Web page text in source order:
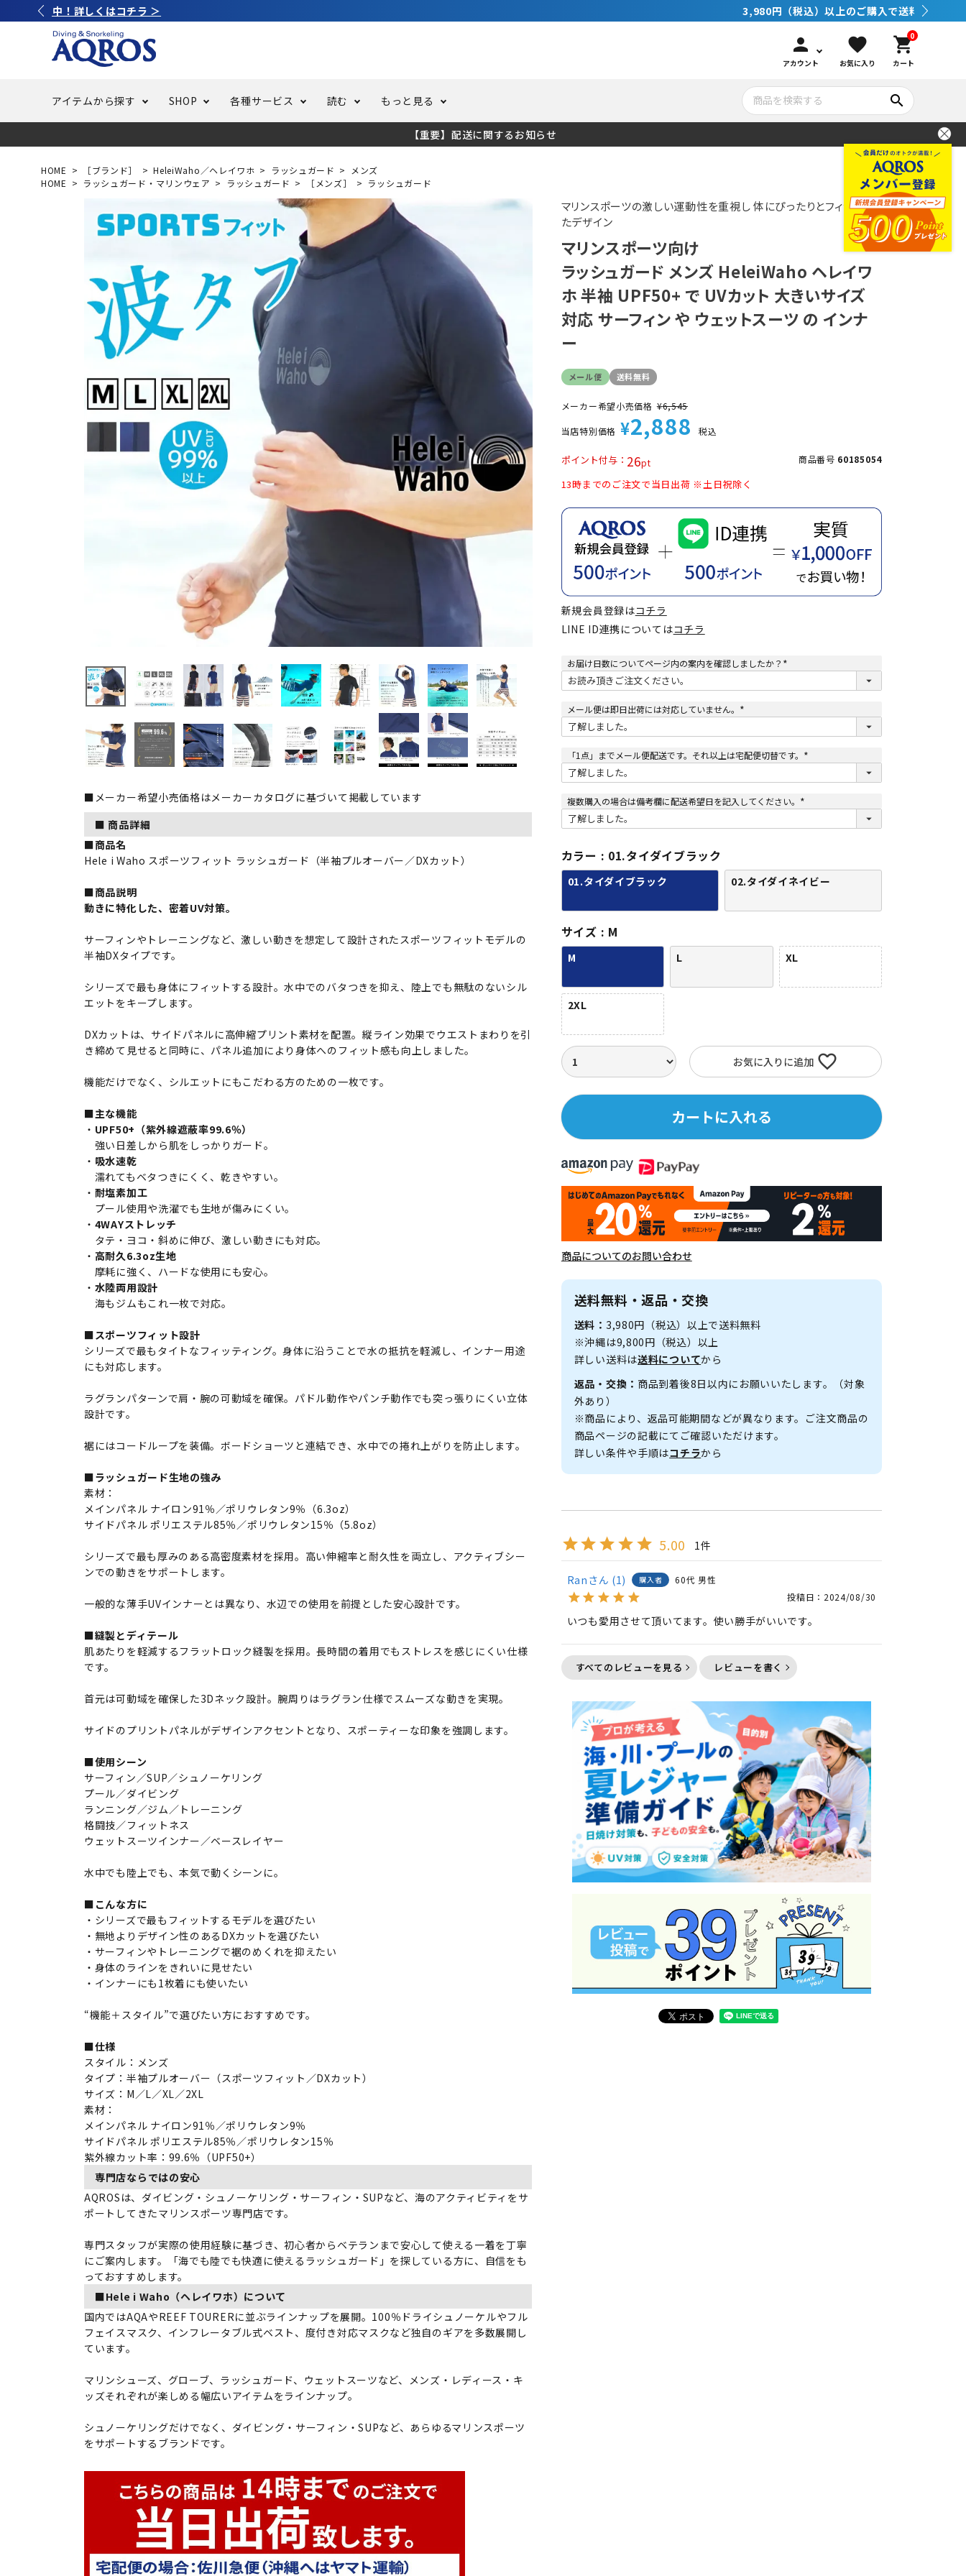
person
アカウント
favorite
お気に入り
0
shopping_cart
カート
アイテムから探す
スキューバダイビング 水中ライト・ビデオライト 水中カメラ機材
ウエイト・ウエイトベルト アクセサリー メンテナンサービス・交換用パーツ
スピア・銛（モリ） スイミング アウトドア
SALE
SHOP 各種サービス 読む
ちょい足しカスタム 今コレ愛用してます！ ブランド紹介
もっと見る
メルマガ登録 海の遊びをもっと知る コンセプト
search
【重要】配送に関するお知らせ
HOME ［ブランド］ HeleiWaho／ヘレイワホ ラッシュガード
メンズ
HOME
ラッシュガード・マリンウェア ラッシュガード ［メンズ］ ラッシュガード
■メーカー希望小売価格はメーカーカタログに基づいて掲載しています
■ 商品詳細
■商品名
Hele i Waho スポーツフィット ラッシュガード（半袖プルオーバー／DXカット）
■商品説明
動きに特化した、密着UV対策。
サーフィンやトレーニングなど、激しい動きを想定して設計されたスポーツフィットモデルの
半袖DXタイプです。
シリーズで最も身体にフィットする設計。水中でのバタつきを抑え、陸上でも無駄のないシル
エットをキープします。
DXカットは、サイドパネルに高伸縮プリント素材を配置。縦ライン効果でウエストまわりを引
き締めて見せると同時に、パネル追加により身体へのフィット感も向上しました。
機能だけでなく、シルエットにもこだわる方のための一枚です。
■主な機能
・ UPF50+（紫外線遮蔽率99.6％）
強い日差しから肌をしっかりガード。
・ 吸水速乾
濡れてもベタつきにくく、乾きやすい。
・ 耐塩素加工
プール使用や洗濯でも生地が傷みにくい。
・ 4WAYストレッチ
タテ・ヨコ・斜めに伸び、激しい動きにも対応。
・ 高耐久6.3oz生地
摩耗に強く、ハードな使用にも安心。
・ 水陸両用設計
海もジムもこれ一枚で対応。
■スポーツフィット設計
シリーズで最もタイトなフィッティング。身体に沿うことで水の抵抗を軽減し、インナー用途
にも対応します。
ラグランパターンで肩・腕の可動域を確保。パドル動作やパンチ動作でも突っ張りにくい立体
設計です。
裾にはコードループを装備。ボードショーツと連結でき、水中での捲れ上がりを防止します。
■ラッシュガード生地の強み
素材：
メインパネル ナイロン91％／ポリウレタン9％（6.3oz）
サイドパネル ポリエステル85％／ポリウレタン15％（5.8oz）
シリーズで最も厚みのある高密度素材を採用。高い伸縮率と耐久性を両立し、アクティブシー
ンでの動きをサポートします。
一般的な薄手UVインナーとは異なり、水辺での使用を前提とした安心設計です。
■縫製とディテール
肌あたりを軽減するフラットロック縫製を採用。長時間の着用でもストレスを感じにくい仕様
です。
首元は可動域を確保した3Dネック設計。腕周りはラグラン仕様でスムーズな動きを実現。
サイドのプリントパネルがデザインアクセントとなり、スポーティーな印象を強調します。
■使用シーン
サーフィン／SUP／シュノーケリング
プール／ダイビング
ランニング／ジム／トレーニング
格闘技／フィットネス
ウェットスーツインナー／ベースレイヤー
水中でも陸上でも、本気で動くシーンに。
■こんな方に
・シリーズで最もフィットするモデルを選びたい
・無地よりデザイン性のあるDXカットを選びたい
・サーフィンやトレーニングで裾のめくれを抑えたい
・身体のラインをきれいに見せたい
・インナーにも1枚着にも使いたい
“機能＋スタイル”で選びたい方におすすめです。
■仕様
スタイル：メンズ
タイプ：半袖プルオーバー（スポーツフィット／DXカット）
サイズ：M／L／XL／2XL
素材：
メインパネル ナイロン91％／ポリウレタン9％
サイドパネル ポリエステル85％／ポリウレタン15％
紫外線カット率：99.6％（UPF50+）
専門店ならではの安心
AQROSは、ダイビング・シュノーケリング・サーフィン・SUPなど、海のアクティビティをサ
ポートしてきたマリンスポーツ専門店です。
専門スタッフが実際の使用経験に基づき、初心者からベテランまで安心して使える一着を丁寧
にご案内します。「海でも陸でも快適に使えるラッシュガード」を探している方に、自信をも
っておすすめします。
■Hele i Waho（ヘレイワホ）について
国内ではAQAやREEF TOURERに並ぶラインナップを展開。100％ドライシュノーケルやフル
フェイスマスク、インフレータブル式ベスト、度付き対応マスクなど独自のギアを多数展開し
ています。
マリンシューズ、グローブ、ラッシュガード、ウェットスーツなど、メンズ・レディース・キ
ッズそれぞれが楽しめる幅広いアイテムをラインナップ。
シュノーケリングだけでなく、ダイビング・サーフィン・SUPなど、あらゆるマリンスポーツ
をサポートするブランドです。
マリンスポーツの激しい運動性を重視し 体にぴったりとフィットし
たデザイン
マリンスポーツ向け
ラッシュガード メンズ HeleiWaho ヘレイワ
ホ 半袖 UPF50+ で UVカット 大きいサイズ
対応 サーフィン や ウェットスーツ の インナ
ー
メール便 送料無料
メーカー希望小売価格 ¥6,545
当店特別価格 ¥2,888 税込
26
ポイント付与 商品番号 60185054
13時までのご注文で当日出荷 ※土日祝除く
新規会員登録はコチラ
LINE ID連携についてはコチラ
お届け日数についてページ内の案内を確認しましたか？
(
須
メール便は即日出荷には対応していません。
(
須
「1点」までメール便配送です。それ以上は宅配便切替です。
(
須
複数購入の場合は備考欄に配送希望日を記入してください。
(
須
カラー 01.タイダイブラック
01.タイダイブラック 02.タイダイネイビー
サイズ M
M L XL
2XL
お気に入りに追加
カートに入れる
商品についてのお問い合わせ
送料無料・返品・交換
送料： 3,980円（税込）以上で送料無料
※沖縄は9,800円（税込）以上
詳しい送料は送料についてから
返品・交換： 商品到着後8日以内にお願いいたします。（対象
外あり）
※商品により、返品可能期間などが異なります。ご注文商品の
商品ページの記載にてご確認いただけます。
詳しい条件や手順はコチラから
5.00 1
Ran 1 購入者 60代 男性
投稿日
2024/08/30
いつも愛用させて頂いてます。使い勝手がいいです。
すべてのレビューを見る レビューを書く